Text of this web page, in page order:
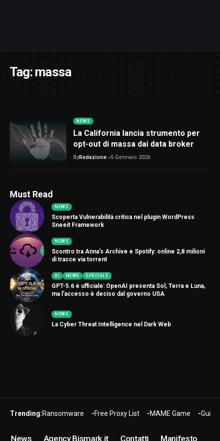
Tag:massa
NEWS
La California lancia strumento per
opt-out di massa dai data broker
ByRedazione 5 Gennaio 2026
Must Read
NEWS
Scoperta Vulnerabilità critica nel plugin WordPress
Sneeit Framework
NEWS
Scontro tra Anna’s Archive e Spotify: online 2,8 milioni
di tracce via torrent
AI NEWS SPECIALE
GPT-5.6 è ufficiale: OpenAI presenta Sol, Terra e Luna,
ma l’accesso è deciso dal governo USA
NEWS
La Cyber Threat Intelligence nel Dark Web
Trending:Ransomware Free Proxy List MAME Game Guide
News Agency Bismark.it Contatti Manifesto